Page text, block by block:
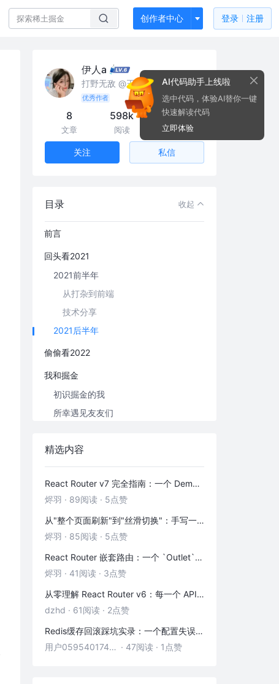
创作者中心 登录 注册
伊人a
打野无敌 @王者峡谷
优秀作者
8
文章
598k
阅读
3.3k
粉丝
关注 私信
目录 收起
前言
回头看2021
2021前半年
从打杂到前端
技术分享
2021后半年
偷偷看2022
我和掘金
初识掘金的我
所幸遇见友友们
掘金足迹
精选内容
React Router v7 完全指南：一个 Demo 吃透前端路由
烬羽 · 89阅读 · 5点赞
从"整个页面刷新"到"丝滑切换"：手写一个 HashRouter 彻底搞懂前端路由
烬羽 · 85阅读 · 5点赞
React Router 嵌套路由：一个 `Outlet` 引发的布局思考
烬羽 · 41阅读 · 3点赞
从零理解 React Router v6：每一个 API 都是怎么工作的
dzhd · 61阅读 · 2点赞
Redis缓存回滚踩坑实录：一个配置失误，让我在凌晨3点丢了3000条数据
用户05954017446 · 47阅读 · 1点赞
AI代码助手上线啦
选中代码，体验AI替你一键
快速解读代码
立即体验